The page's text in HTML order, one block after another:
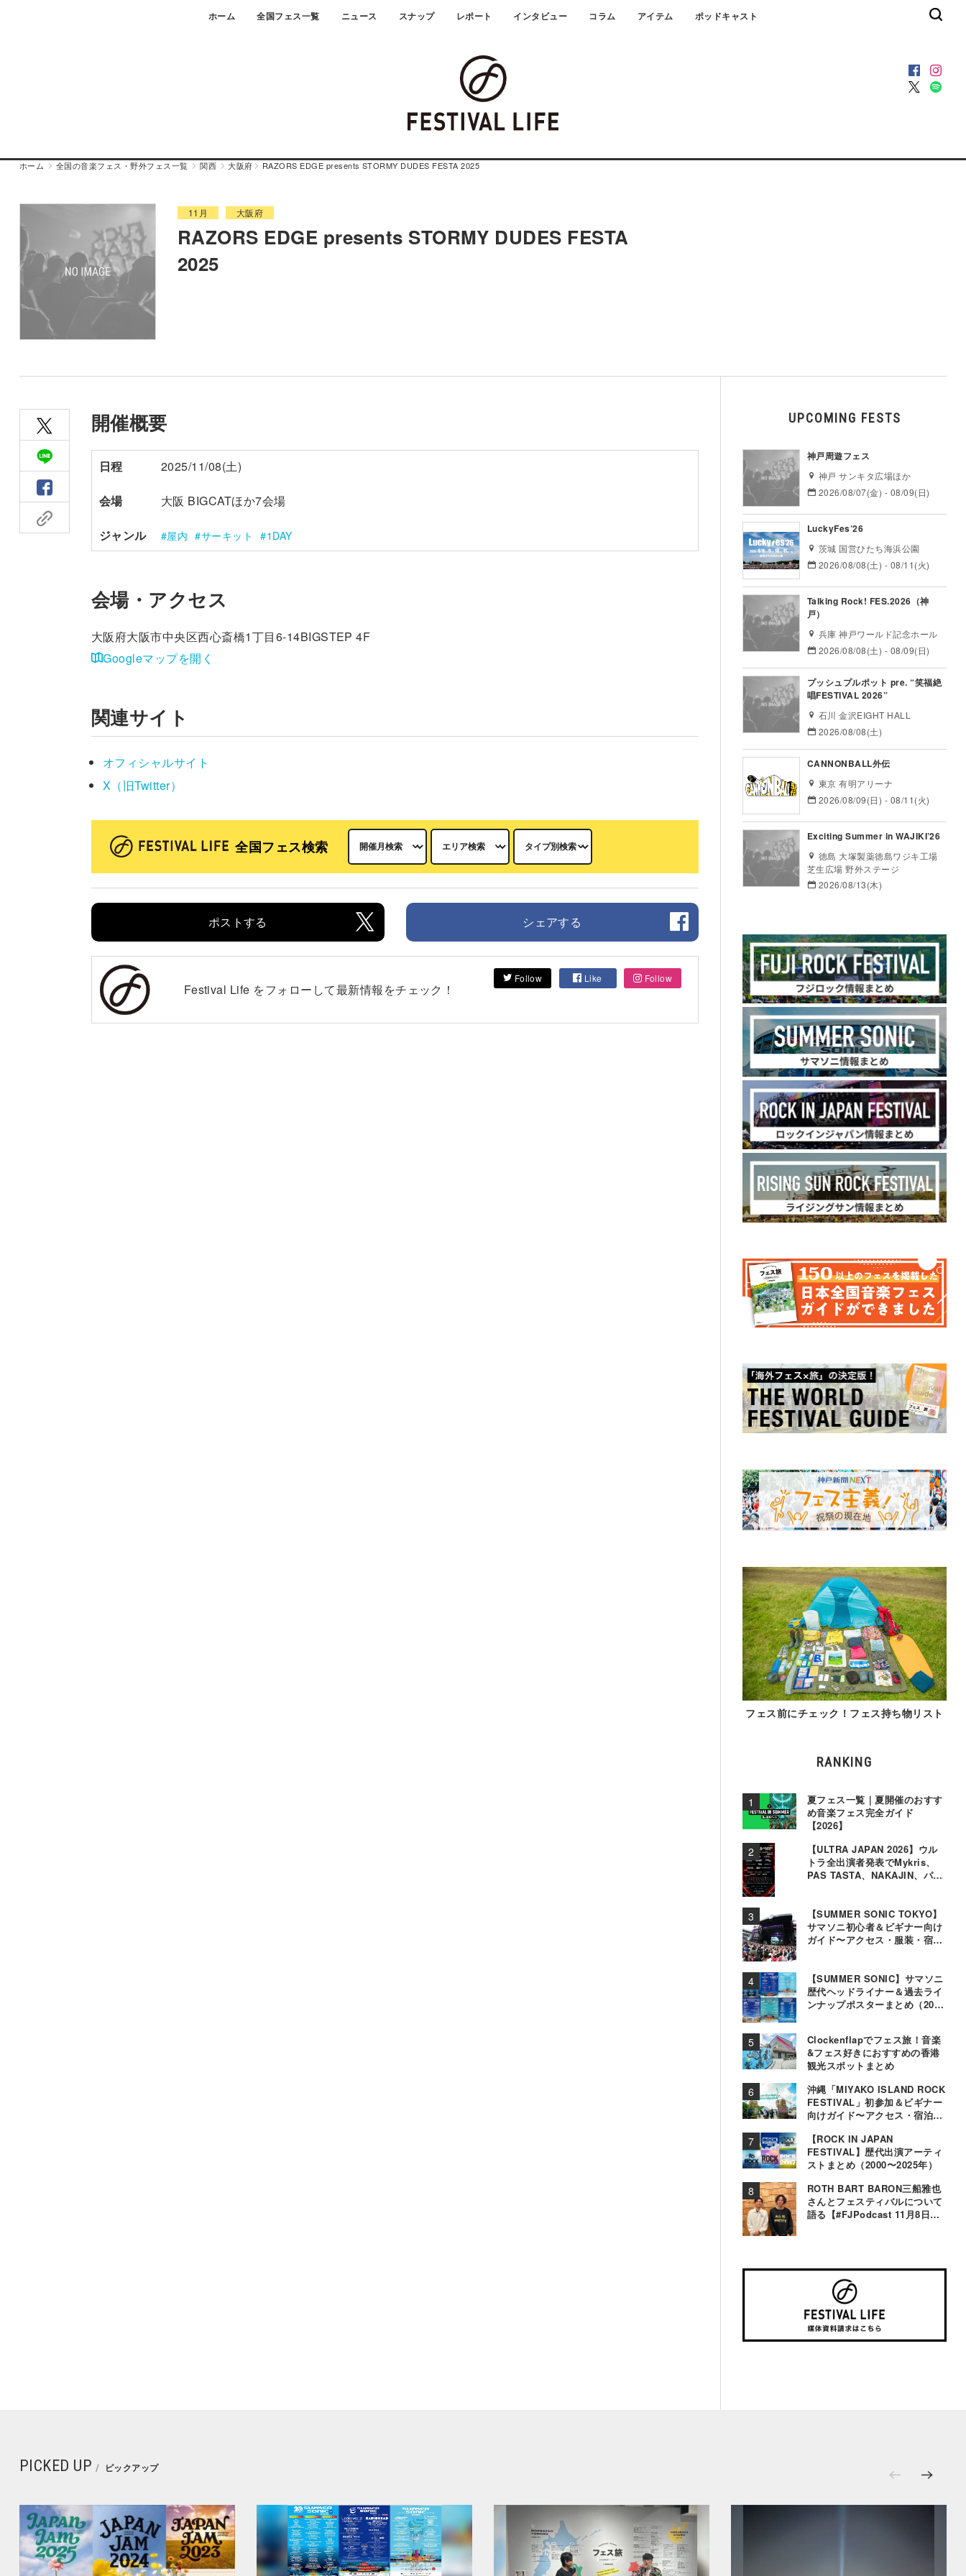
ホーム 全国フェス一覧 ニュース スナップ レポート インタビュー コラム アイテム ポッドキャスト
ホーム 全国の音楽フェス・野外フェス一覧 関西 大阪府 RAZORS EDGE presents STORMY DUDES FESTA 2025
11月 大阪府
RAZORS EDGE presents STORMY DUDES FESTA
2025
開催概要
日程 2025/11/08(土)
会場 大阪 BIGCATほか7会場
ジャンル 屋内 サーキット 1DAY
会場・アクセス
大阪府大阪市中央区西心斎橋1丁目6-14BIGSTEP 4F
Googleマップを開く
関連サイト
オフィシャルサイト
X（旧Twitter）
全国フェス検索
ポストする シェアする
Festival Life をフォローして最新情報をチェック！
Follow Like Follow
UPCOMING FESTS
神戸周遊フェス
神戸 サンキタ広場ほか
2026/08/07(金) - 08/09(日)
LuckyFes’26
茨城 国営ひたち海浜公園
2026/08/08(土) - 08/11(火)
Talking Rock! FES.2026（神
戸）
兵庫 神戸ワールド記念ホール
2026/08/08(土) - 08/09(日)
プッシュプルポット pre. “笑福絶
唱FESTIVAL 2026”
石川 金沢EIGHT HALL
2026/08/08(土)
CANNONBALL外伝
東京 有明アリーナ
2026/08/09(日) - 08/11(火)
Exciting Summer in WAJIKI’26
徳島 大塚製薬徳島ワジキ工場
芝生広場 野外ステージ
2026/08/13(木)
フェス前にチェック！フェス持ち物リスト
RANKING
夏フェス一覧｜夏開催のおすす
め音楽フェス完全ガイド
【2026】
【ULTRA JAPAN 2026】ウル
トラ全出演者発表でMykris、
PAS TASTA、NAKAJIN、パソ
【SUMMER SONIC TOKYO】
サマソニ初心者＆ビギナー向け
ガイド〜アクセス・服装・宿泊
【SUMMER SONIC】サマソニ
歴代ヘッドライナー＆過去ライ
ンナップポスターまとめ（2000
Clockenflapでフェス旅！音楽
&フェス好きにおすすめの香港
観光スポットまとめ
沖縄「MIYAKO ISLAND ROCK
FESTIVAL」初参加＆ビギナー
向けガイド〜アクセス・宿泊・
【ROCK IN JAPAN
FESTIVAL】歴代出演アーティ
ストまとめ（2000〜2025年）
ROTH BART BARON三船雅也
さんとフェスティバルについて
語る【#FJPodcast 11月8日配
PICKED UP ピックアップ